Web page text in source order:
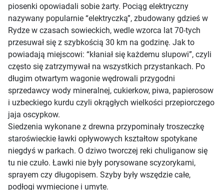
piosenki opowiadali sobie żarty. Pociąg elektryczny
nazywany popularnie “elektryczką”, zbudowany gdzieś w
Rydze w czasach sowieckich, wedle wzorca lat 70-tych
przesuwał się z szybkością 30 km na godzinę. Jak to
powiadają miejscowi: “kłaniał się każdemu slupowi”, czyli
często się zatrzymywał na wszystkich przystankach. Po
długim otwartym wagonie wędrowali przygodni
sprzedawcy wody mineralnej, cukierkow, piwa, papierosow
i uzbeckiego kurdu czyli okrągłych wielkości przepiorczego
jaja oscypkow.
Siedzenia wykonane z drewna przypominały troszeczkę
staroświeckie ławki opływowych kształtow spotykane
niegdyś w parkach. O dziwo tworczej reki chuliganow się
tu nie czuło. Ławki nie były porysowane scyzorykami,
sprayem czy długopisem. Szyby były wszędzie całe,
podłogi wymiecione i umyte.